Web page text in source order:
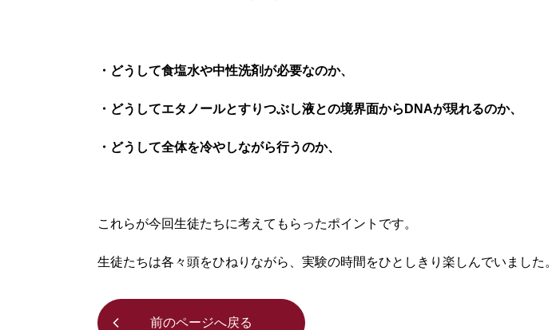
・どうして食塩水や中性洗剤が必要なのか、
・どうしてエタノールとすりつぶし液との境界面からDNAが現れるのか、
・どうして全体を冷やしながら行うのか、
これらが今回生徒たちに考えてもらったポイントです。
生徒たちは各々頭をひねりながら、実験の時間をひとしきり楽しんでいました。
前のページへ戻る